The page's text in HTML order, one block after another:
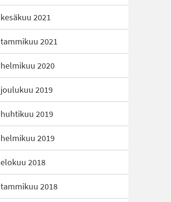
kesäkuu 2021
tammikuu 2021
helmikuu 2020
joulukuu 2019
huhtikuu 2019
helmikuu 2019
elokuu 2018
tammikuu 2018